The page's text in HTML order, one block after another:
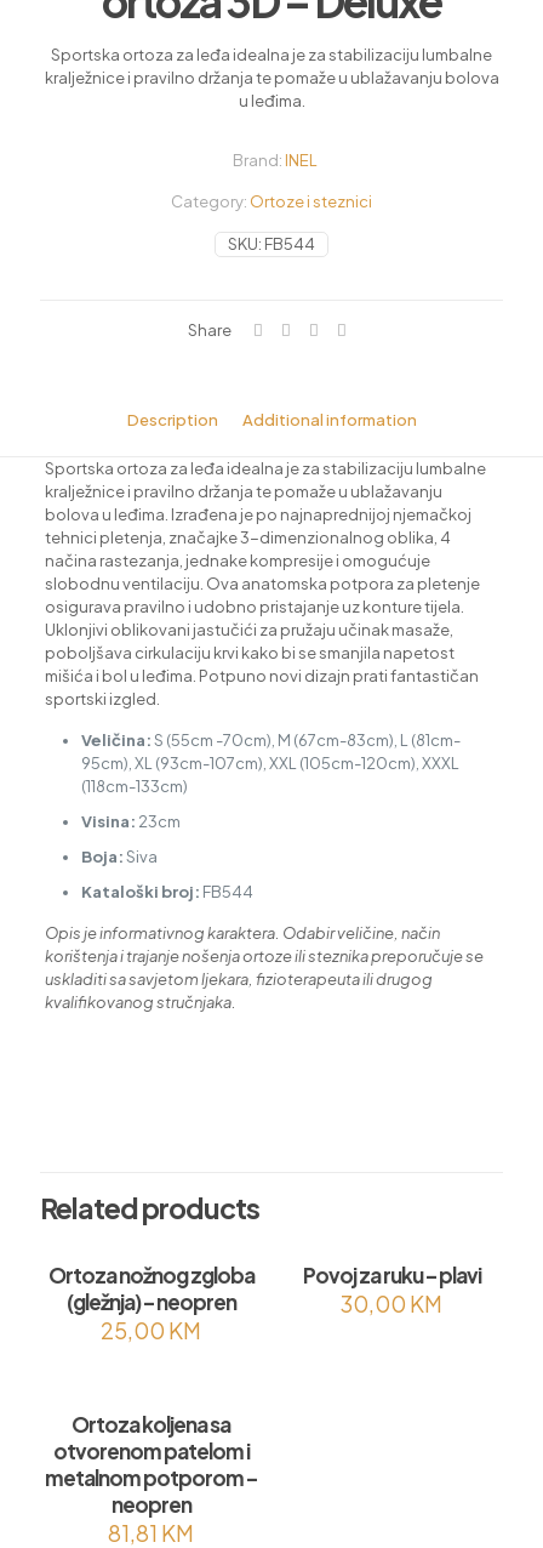
Sportska ortoza za leđa idealna je za stabilizaciju lumbalne
kralježnice i pravilno držanja te pomaže u ublažavanju bolova
u leđima.
SKU: FB544
Category: Ortoze i steznici
Brand: INEL
Share
Description Additional information
Sportska ortoza za leđa idealna je za stabilizaciju lumbalne
kralježnice i pravilno držanja te pomaže u ublažavanju
bolova u leđima. Izrađena je po najnaprednijoj njemačkoj
tehnici pletenja, značajke 3-dimenzionalnog oblika, 4
načina rastezanja, jednake kompresije i omogućuje
slobodnu ventilaciju. Ova anatomska potpora za pletenje
osigurava pravilno i udobno pristajanje uz konture tijela.
Uklonjivi oblikovani jastučići za pružaju učinak masaže,
poboljšava cirkulaciju krvi kako bi se smanjila napetost
mišića i bol u leđima. Potpuno novi dizajn prati fantastičan
sportski izgled.
Veličina:S (55cm -70cm), M (67cm-83cm), L (81cm-
95cm), XL (93cm-107cm), XXL (105cm-120cm), XXXL
(118cm-133cm)
Visina: 23cm
Boja:Siva
Kataloški broj: FB544
Opis je informativnog karaktera. Odabir veličine, način
korištenja i trajanje nošenja ortoze ili steznika preporučuje se
uskladiti sa savjetom ljekara, fizioterapeuta ili drugog
kvalifikovanog stručnjaka.
Related products
Ortoza nožnog zgloba
(gležnja) – neopren
25,00 KM
Povoj za ruku – plavi
30,00 KM
Ortoza koljena sa
otvorenom patelom i
metalnom potporom –
neopren
81,81 KM